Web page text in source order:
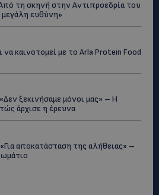
τη σκηνή στην Αντιπροεδρία του
ευθύνη»
να καινοτομεί με το Arla Protein Food
ξεκινήσαμε μόνοι μας» – Η
άρχισε η έρευνα
αποκατάσταση της αλήθειας» –